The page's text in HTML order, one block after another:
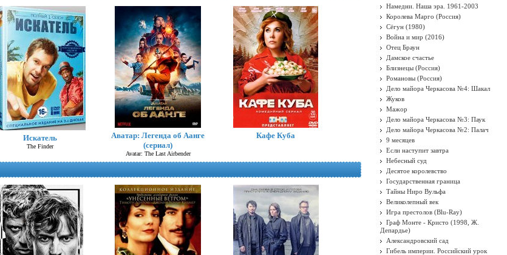
Зло (сериал США)
Evil
Провинциальная Мадонна
Искатель
The Finder
Аватар: Легенда об Аанге
(сериал)
Avatar: The Last Airbender
Кафе Куба
Намедни. Наша эра. 1961-2003
Королева Марго (Россия)
Сёгун (1980)
Война и мир (2016)
Отец Браун
Дамское счастье
Близнецы (Россия)
Романовы (Россия)
Дело майора Черкасова №4: Шакал
Жуков
Мажор
Дело майора Черкасова №3: Паук
Дело майора Черкасова №2: Палач
9 месяцев
Если наступит завтра
Небесный суд
Десятое королевство
Государственная граница
Тайны Ниро Вульфа
Великолепный век
Игра престолов (Blu-Ray)
Граф Монте - Кристо (1998, Ж.
Депардье)
Александровский сад
Гибель империи. Российский урок